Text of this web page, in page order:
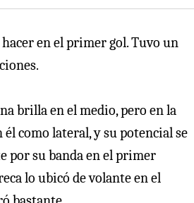
en el primer gol. Tuvo un
brilla en el medio, pero en la
él como lateral, y su potencial se
por su banda en el primer
lo ubicó de volante en el